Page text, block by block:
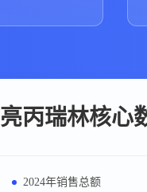
亮丙瑞林核心
2024年销售总额